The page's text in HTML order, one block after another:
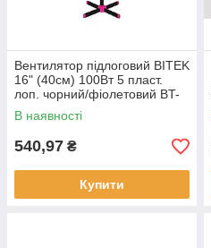
Вентилятор підлоговий BITEK
16" (40см) 100Вт 5 пласт.
лоп. чорний/фіолетовий BT-
1630BP/ 8090 (4)
В наявності
540,97 ₴
Купити